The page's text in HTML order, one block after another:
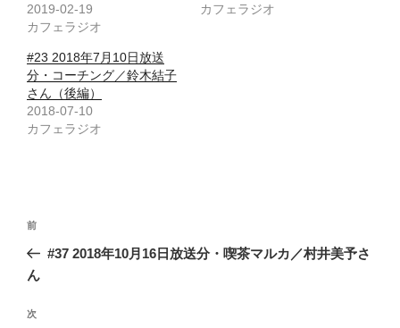
2019-02-19
カフェラジオ
カフェラジオ
#23 2018年7月10日放送
分・コーチング／鈴木結子
さん（後編）
2018-07-10
カフェラジオ
投
ナ
ゲ
前
の
投
前
#37 2018年10月16日放送分・喫茶マルカ／村井美予さ
ん
次
次